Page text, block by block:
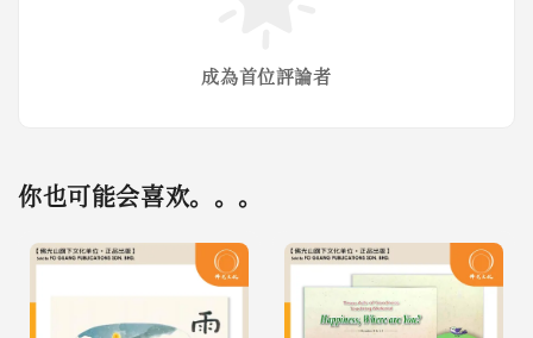
成為首位評論者
你也可能会喜欢。。。